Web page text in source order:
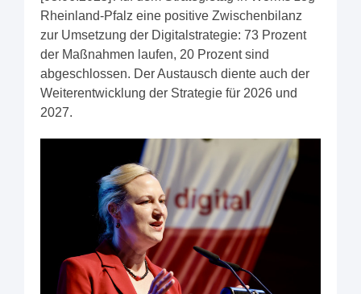
Rheinland-Pfalz eine positive Zwischenbilanz
zur Umsetzung der Digitalstrategie: 73 Prozent
der Maßnahmen laufen, 20 Prozent sind
abgeschlossen. Der Austausch diente auch der
Weiterentwicklung der Strategie für 2026 und
2027.